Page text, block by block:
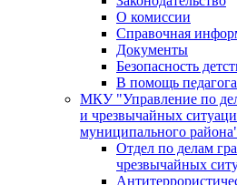
О комиссии
Справочная
Документы
Безопасность
В помощь
МКУ "Управление по
и чрезвычайных
муниципального
Отдел по делам
чрезвычайных